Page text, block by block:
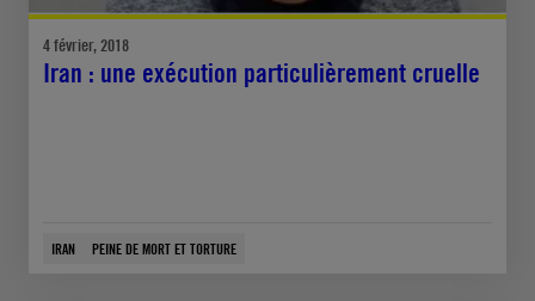
4 février, 2018
Iran : une exécution particulièrement cruelle
IRAN PEINE DE MORT ET TORTURE